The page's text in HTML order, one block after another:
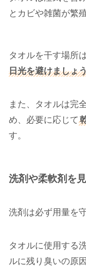
とカビや雑菌が繁
タオルを干す場所
日光を避けましょ
また、タオルは完
め、必要に応じて
す。
洗剤や柔軟剤を
洗剤は必ず用量を
タオルに使用する
ルに残り臭いの原